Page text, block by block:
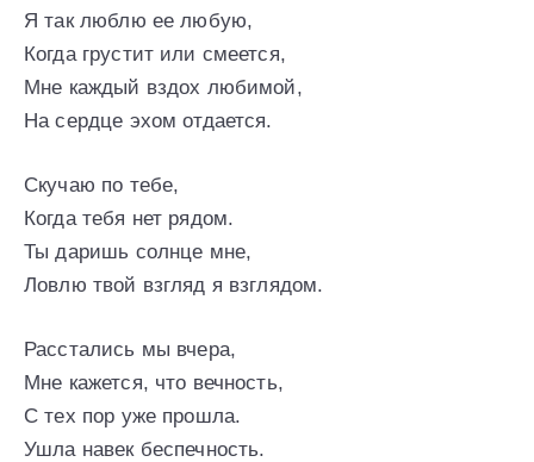
Я так люблю ее любую,
Когда грустит или смеется,
Мне каждый вздох любимой,
На сердце эхом отдается.
Скучаю по тебе,
Когда тебя нет рядом.
Ты даришь солнце мне,
Ловлю твой взгляд я взглядом.
Расстались мы вчера,
Мне кажется, что вечность,
С тех пор уже прошла.
Ушла навек беспечность.